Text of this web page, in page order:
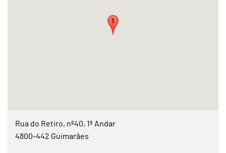
Rua do Retiro, nº40, 1º Andar
4800-442 Guimarães